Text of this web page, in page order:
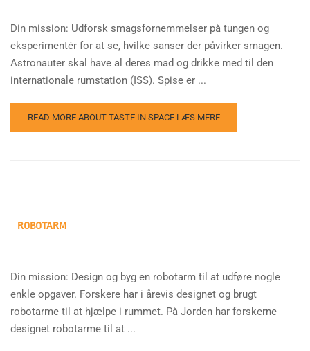
Din mission: Udforsk smagsfornemmelser på tungen og
eksperimentér for at se, hvilke sanser der påvirker smagen.
Astronauter skal have al deres mad og drikke med til den
internationale rumstation (ISS). Spise er ...
READ MORE ABOUT TASTE IN SPACE LÆS MERE
ROBOTARM
Din mission: Design og byg en robotarm til at udføre nogle
enkle opgaver. Forskere har i årevis designet og brugt
robotarme til at hjælpe i rummet. På Jorden har forskerne
designet robotarme til at ...